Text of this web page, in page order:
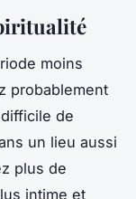
moins
probablement
de
un lieu aussi
plus de
intime et